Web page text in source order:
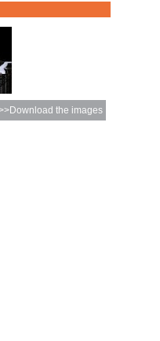
the images